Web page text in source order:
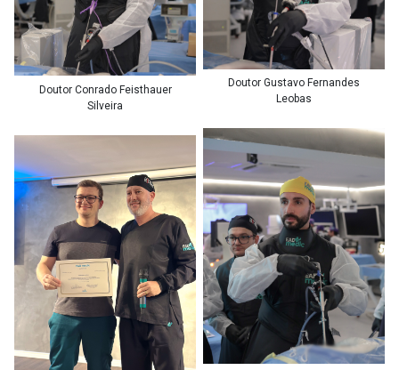
Doutor Gustavo Fernandes
Leobas
Doutor Conrado Feisthauer
Silveira